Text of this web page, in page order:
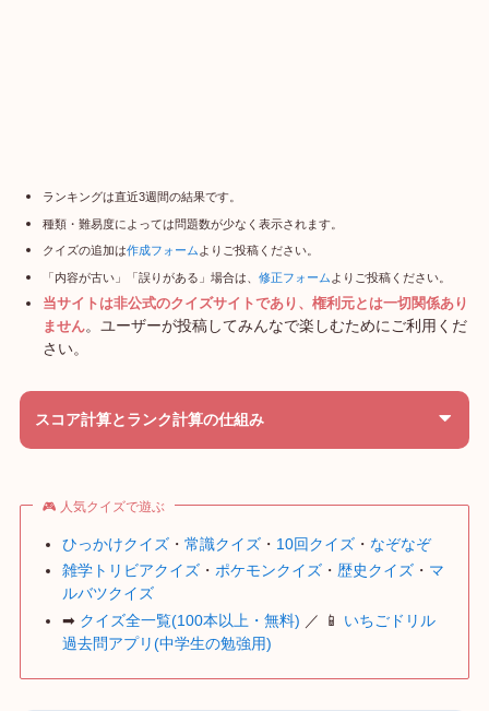
ランキングは直近3週間の結果です。
種類・難易度によっては問題数が少なく表示されます。
クイズの追加は作成フォーム よりご投稿ください。
「内容が古い」「誤りがある」場合は、 修正フォーム よりご投稿ください。
当サイトは非公式のクイズサイトであり、権利元とは一切関係あり
ません。ユーザーが投稿してみんなで楽しむためにご利用くだ
さい。
スコア計算とランク計算の仕組み
🎮 人気クイズで遊ぶ
ひっかけクイズ ・常識クイズ ・ 10回クイズ ・ なぞなぞ
雑学トリビアクイズ ・ポケモンクイズ ・ 歴史クイズ ・ マ
ルバツクイズ
➡ クイズ全一覧(100本以上・無料) ／ 📱 いちごドリル
過去問アプリ(中学生の勉強用)